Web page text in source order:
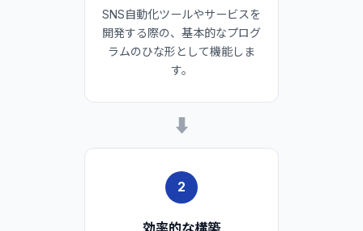
SNS自動化ツールやサービスを
開発する際の、基本的なプログ
ラムのひな形として機能しま
す。
➡
2
効率的な構築